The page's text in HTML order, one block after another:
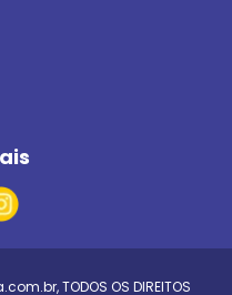
, TODOS OS DIREITOS